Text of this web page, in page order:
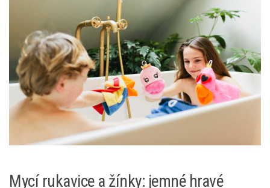
Mycí rukavice a žínky: jemné hravé